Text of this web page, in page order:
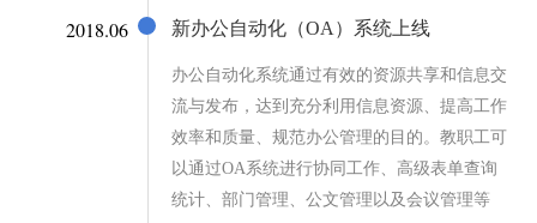
2018.06 新办公自动化（OA）系统上线
办公自动化系统通过有效的资源共享和信息交
流与发布，达到充分利用信息资源、提高工作
效率和质量、规范办公管理的目的。教职工可
以通过OA系统进行协同工作、高级表单查询
统计、部门管理、公文管理以及会议管理等